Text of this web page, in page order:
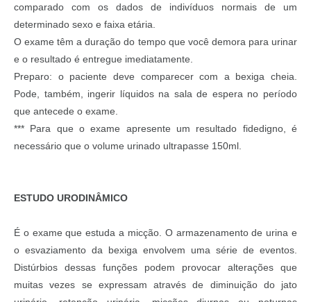
comparado com os dados de indivíduos normais de um
determinado sexo e faixa etária.
O exame têm a duração do tempo que você demora para urinar
e o resultado é entregue imediatamente.
Preparo: o paciente deve comparecer com a bexiga cheia.
Pode, também, ingerir líquidos na sala de espera no período
que antecede o exame.
*** Para que o exame apresente um resultado fidedigno, é
necessário que o volume urinado ultrapasse 150ml.
ESTUDO URODINÂMICO
É o exame que estuda a micção. O armazenamento de urina e
o esvaziamento da bexiga envolvem uma série de eventos.
Distúrbios dessas funções podem provocar alterações que
muitas vezes se expressam através de diminuição do jato